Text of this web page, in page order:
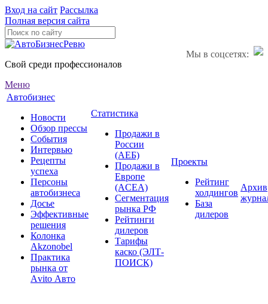
Вход на сайт Рассылка
Полная версия сайта
Мы в соцсетях:
Свой среди профессионалов
Меню
Автобизнес
Новости
Обзор прессы
События
Интервью
Рецепты
успеха
Персоны
автобизнеса
Досье
Эффективные
решения
Колонка
Akzonobel
Практика
рынка от
Аvito Авто
Статистика
Продажи в
России
(АЕБ)
Продажи в
Европе
(ACEA)
Сегментация
рынка РФ
Рейтинги
дилеров
Тарифы
каско (ЭЛТ-
ПОИСК)
Проекты
Рейтинг
холдингов
База
дилеров
Архив